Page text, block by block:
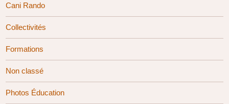
Cani Rando
Collectivités
Formations
Non classé
Photos Éducation